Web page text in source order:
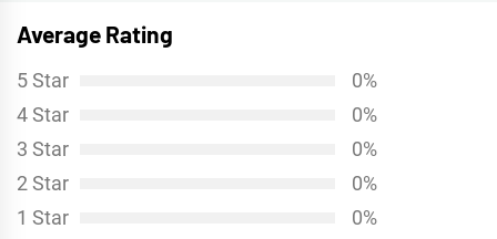
ー
ョ
ン
稿:
Average Rating
5 Star
0%
4 Star
0%
3 Star
0%
2 Star
0%
1 Star
0%